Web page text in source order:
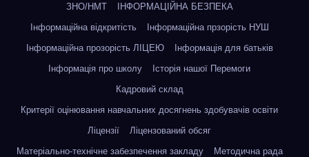
ЗНО/НМТ
ІНФОРМАЦІЙНА БЕЗПЕКА
Інформаційна відкритість
Інформаційна прзорість НУШ
Інформаційна прозорість ЛІЦЕЮ
Інформація для батьків
Інформація про школу
Історія нашої Перемоги
Кадровий склад
Критерії оцінювання навчальних досягнень здобувачів освіти
Ліцензії
Ліцензований обсяг
Матеріально-технічне забезпечення закладу
Методична рада